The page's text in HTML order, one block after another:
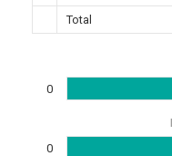
Total
0
0